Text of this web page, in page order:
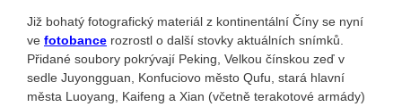
Již bohatý fotografický materiál z kontinentální Číny se nyní
ve fotobance rozrostl o další stovky aktuálních snímků.
Přidané soubory pokrývají Peking, Velkou čínskou zeď v
sedle Juyongguan, Konfuciovo město Qufu, stará hlavní
města Luoyang, Kaifeng a Xian (včetně terakotové armády)